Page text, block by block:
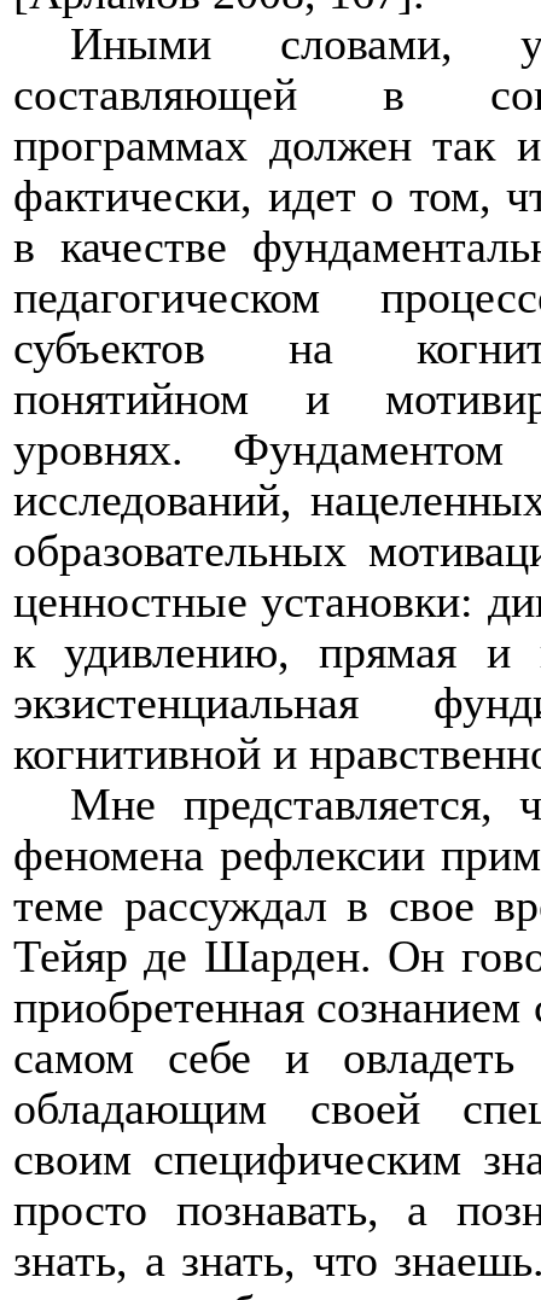
Иными словами,
составляющей в
программах должен так
фактически, идет о том,
в качестве
педагогическом
субъектов на
понятийном и
уровнях. Фундаментом
исследований,
образовательных
ценностные установки:
к удивлению, прямая и
экзистенциальная
когнитивной и
Мне
феномена рефлексии
теме рассуждал в свое
Тейяр де Шарден. Он
приобретенная сознанием
самом себе и
обладающим своей
своим специфическим
просто познавать, а
знать, а знать, что